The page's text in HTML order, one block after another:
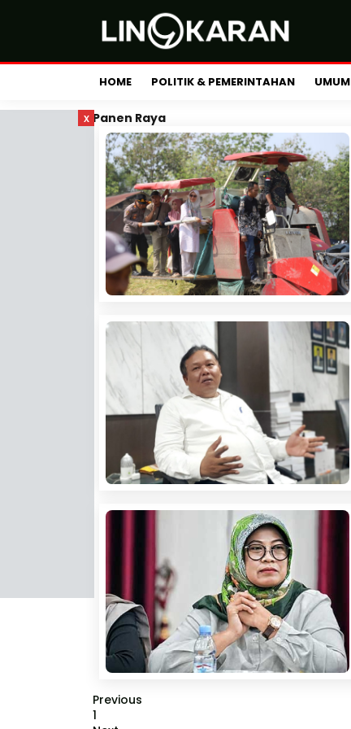
HOME POLITIK & PEMERINTAHAN UMUM
x Panen Raya
Previous
1